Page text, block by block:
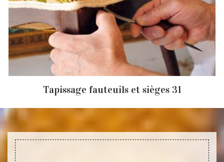
Tapissage fauteuils et sièges 31